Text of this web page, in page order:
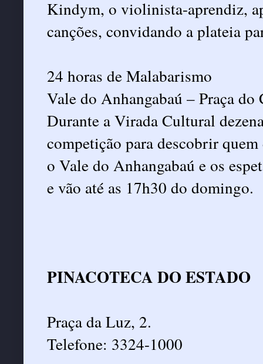
Kindym, o violinista-aprendiz,
canções, convidando a plateia
24 horas de Malabarismo
Vale do Anhangabaú – Praça do
Durante a Virada Cultural
competição para descobrir
o Vale do Anhangabaú e os
e vão até as 17h30 do domingo.
PINACOTECA DO ESTADO
Praça da Luz, 2.
Telefone: 3324-1000